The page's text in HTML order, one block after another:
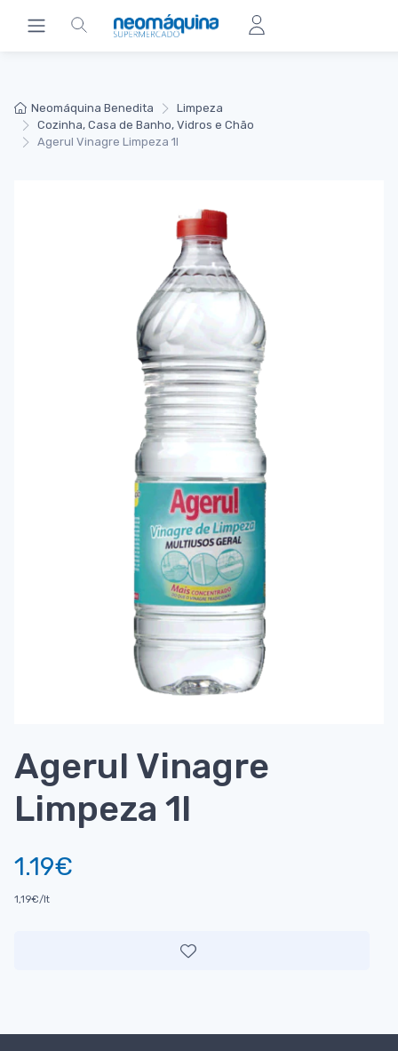
Neomáquina Benedita
Limpeza
Cozinha, Casa de Banho, Vidros e Chão
Agerul Vinagre Limpeza 1l
Agerul Vinagre
Limpeza 1l
1.19€
1,19€/lt